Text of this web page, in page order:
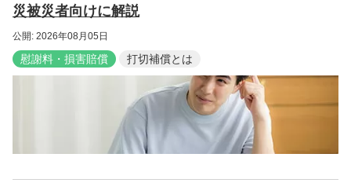
災被災者向けに解説
公開: 2026年08月05日
慰謝料・損害賠償 打切補償とは